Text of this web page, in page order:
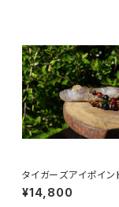
タイガーズアイポイ
レス 集中力、直感力、
力強いビジネスパート
¥14,800